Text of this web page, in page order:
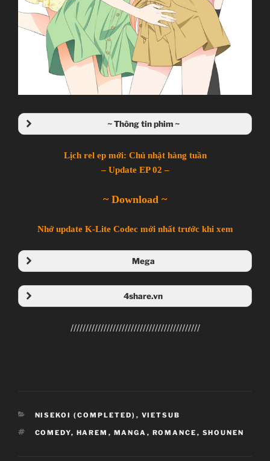
~ Thông tin phim ~
Nisekoi
Lịch rel ep mới: Chủ nhật hàng tuần
– Update EP 02 –
~ Download ~
Nhớ update K-Lite Codec mới nhất trước khi xem
Mega
4share.vn
///////////////////////////////////////////
CATEGORIES
NISEKOI (COMPLETED) , VIETSUB
TAGS
COMEDY, HAREM , MANGA , ROMANCE , SHOUNEN